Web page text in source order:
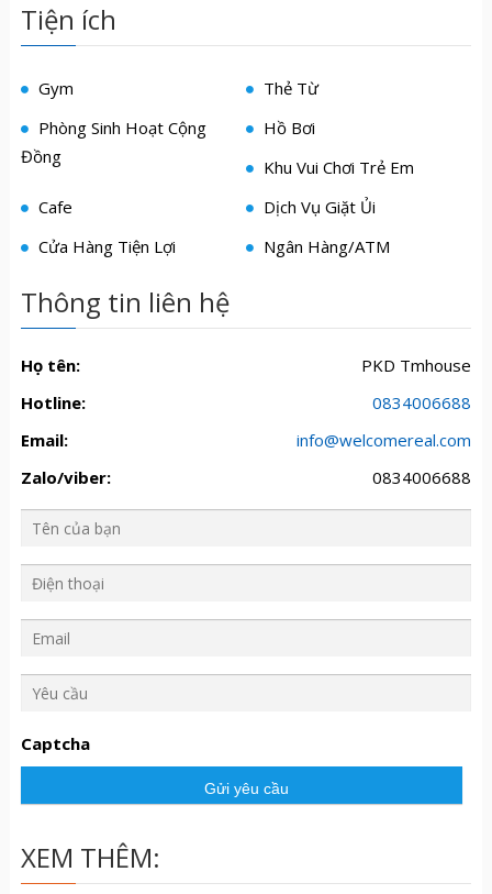
Tiện ích
Gym
Thẻ Từ
Phòng Sinh Hoạt Cộng
Đồng
Hồ Bơi
Khu Vui Chơi Trẻ Em
Cafe
Dịch Vụ Giặt Ủi
Cửa Hàng Tiện Lợi
Ngân Hàng/ATM
Thông tin liên hệ
Họ tên:
PKD Tmhouse
Hotline:
0834006688
Email:
info@welcomereal.com
Zalo/viber:
0834006688
c
ầ
Captcha
XEM THÊM: